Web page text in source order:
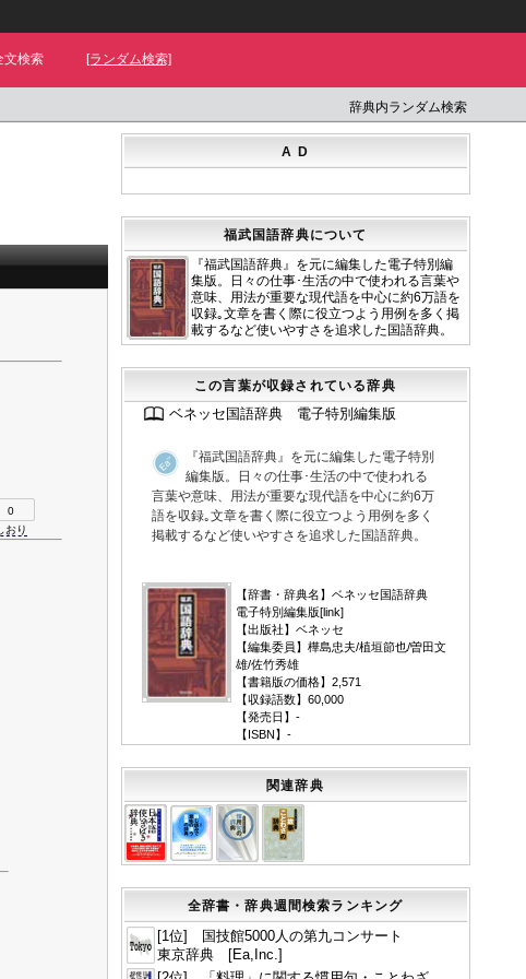
文検索 [ランダム検索]
辞典内ランダム検索
0
おり
A D
福武国語辞典について
『福武国語辞典』を元に編集した電子特別編
集版。日々の仕事･生活の中で使われる言葉や
意味、用法が重要な現代語を中心に約6万語を
収録｡文章を書く際に役立つよう用例を多く掲
載するなど使いやすさを追求した国語辞典。
この言葉が収録されている辞典
ベネッセ国語辞典 電子特別編集版
『福武国語辞典』を元に編集した電子特別
編集版。日々の仕事･生活の中で使われる
言葉や意味、用法が重要な現代語を中心に約6万
語を収録｡文章を書く際に役立つよう用例を多く
掲載するなど使いやすさを追求した国語辞典。
【辞書・辞典名】ベネッセ国語辞典
電子特別編集版[link]
【出版社】ベネッセ
【編集委員】樺島忠夫/植垣節也/曽田文
雄/佐竹秀雄
【書籍版の価格】2,571
【収録語数】60,000
【発売日】-
【ISBN】-
関連辞典
全辞書・辞典週間検索ランキング
[1位] 国技館5000人の第九コンサート
東京辞典 [Ea,Inc.]